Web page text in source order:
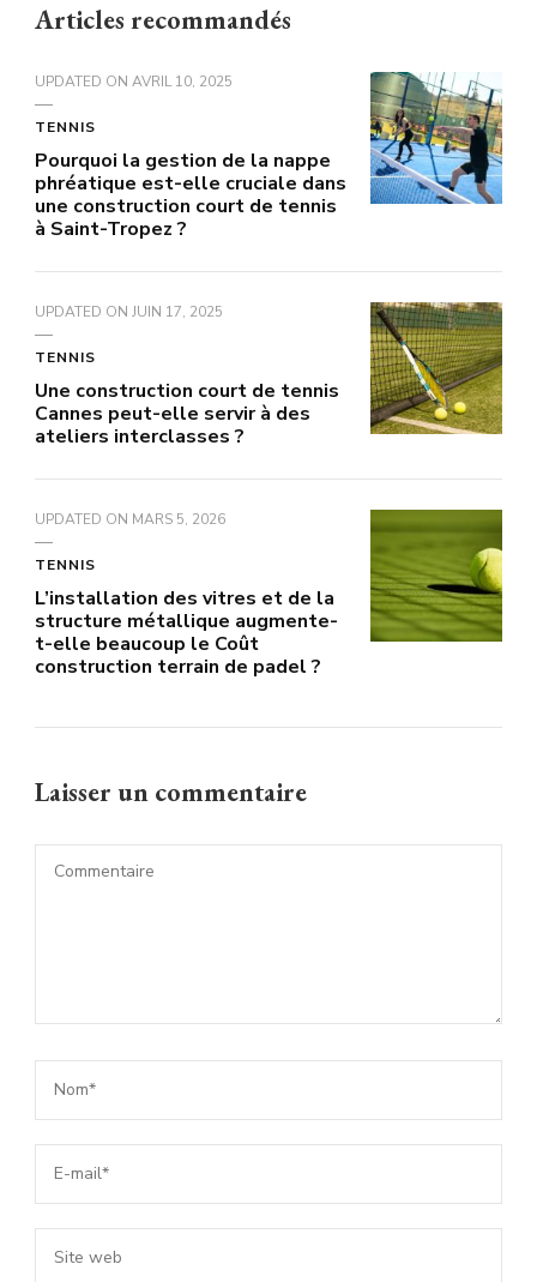
Articles recommandés
UPDATED ON AVRIL 10, 2025
TENNIS
Pourquoi la gestion de la nappe
phréatique est-elle cruciale dans
une construction court de tennis
à Saint-Tropez ?
UPDATED ON JUIN 17, 2025
TENNIS
Une construction court de tennis
Cannes peut-elle servir à des
ateliers interclasses ?
UPDATED ON MARS 5, 2026
TENNIS
L’installation des vitres et de la
structure métallique augmente-
t-elle beaucoup le Coût
construction terrain de padel ?
Laisser un commentaire